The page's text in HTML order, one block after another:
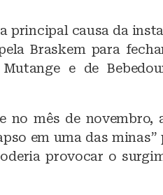
principal causa da
Braskem para
e de
no mês de novembro,
em uma das minas”
provocar o